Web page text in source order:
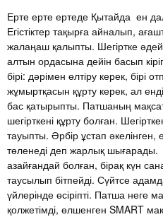
Ерте ерте ертеде Қытайда ен
Егістіктер тақырға айналып,
жалаңаш қалыпты. Шегіртке
алтын ордасына дейін басып
бірі: дәрімен өлтіру керек, бірі
жұмыртқасын құрту керек, ал
бас қатырыпты. Патшаның
шегірткені құрту болған.
тауыпты. Әрбір ұстап әкелінген,
төленеді деп жарлық шығарады.
азайғандай болған, бірақ күн
таусылып бітпейді. Сүйтсе
үйлерінде өсіріпті. Патша неге
қолжетімді, өлшенген SMART